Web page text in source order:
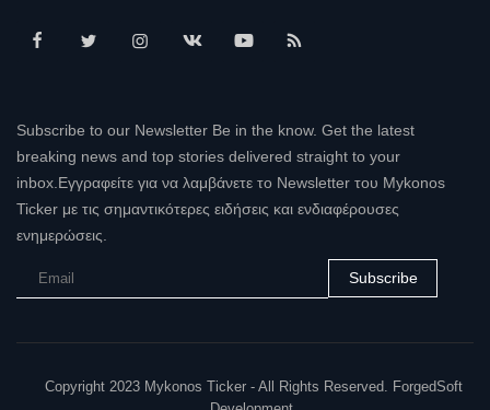
Subscribe to our Newsletter Be in the know. Get the latest
breaking news and top stories delivered straight to your
inbox.Εγγραφείτε για να λαμβάνετε το Newsletter του Mykonos
Ticker με τις σημαντικότερες ειδήσεις και ενδιαφέρουσες
ενημερώσεις.
Subscribe
Copyright 2023 Mykonos Ticker - All Rights Reserved. ForgedSoft